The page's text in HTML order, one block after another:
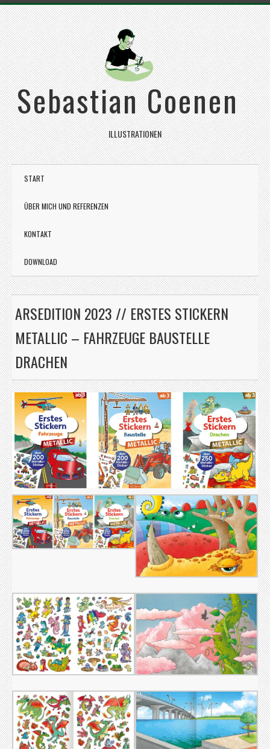
Sebastian Coenen
ILLUSTRATIONEN
START
ÜBER MICH UND REFERENZEN
KONTAKT
DOWNLOAD
ARSEDITION 2023 // ERSTES STICKERN
METALLIC – FAHRZEUGE BAUSTELLE
DRACHEN